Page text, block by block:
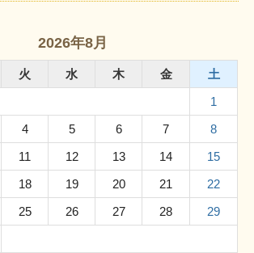
2026年8月
火 水 木 金
土
1
4 5 6 7
8
11 12 13 14
15
18 19 20 21
22
25 26 27 28
29